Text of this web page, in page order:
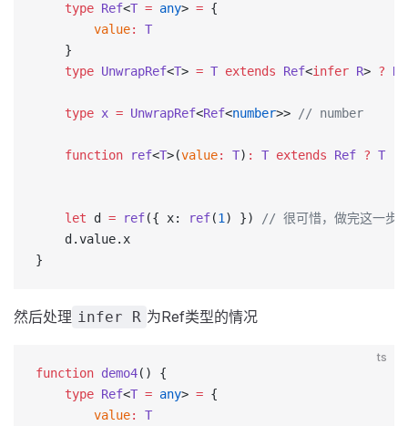
    type
Ref<T = any> = {
        value
:
T
    }
    type
UnwrapRef<T> = T extends Ref<infer R> ? R
    type
x = UnwrapRef<Ref<number>> // number
    function
ref<T>(value: T) : T extends Ref ? T
    let
d = ref({ x: ref(1 ) })
// 很可惜，做完这一步
    d.value.x
}
然后处理 infer R 为Ref类型的情况
ts
function demo4() {
    type
Ref<T = any> = {
        value
:
T